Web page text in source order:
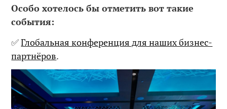
Особо хотелось бы отметить вот такие
события:
✅Глобальная конференция для наших бизнес-
партнёров.